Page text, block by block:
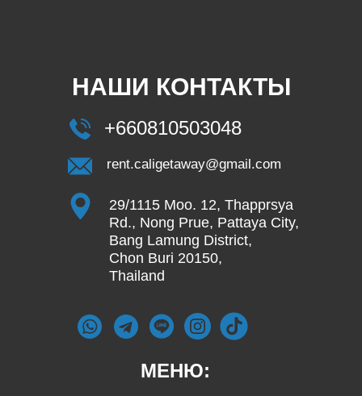
+660810503048
rent.caligetaway@gmail.com
НАШИ КОНТАКТЫ
МЕНЮ:
29/1115 Moo. 12, Thapprsya
Rd., Nong Prue, Pattaya City,
Bang Lamung District,
Chon Buri 20150,
Thailand